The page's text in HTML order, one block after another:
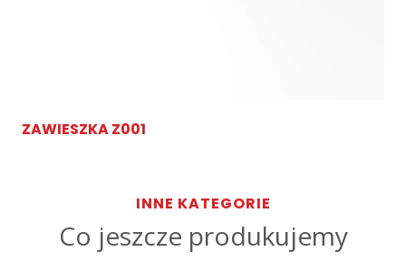
ZAWIESZKA Z001
INNE KATEGORIE
Co jeszcze produkujemy